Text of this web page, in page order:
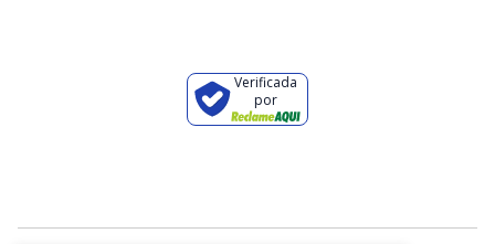
Verificada
por